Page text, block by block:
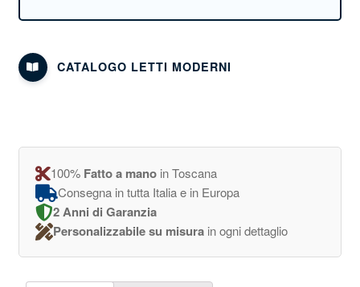
CATALOGO LETTI MODERNI
100% Fatto a manoin Toscana
Consegna in tutta Italia e in Europa
2 Anni di Garanzia
Personalizzabile su misurain ogni dettaglio